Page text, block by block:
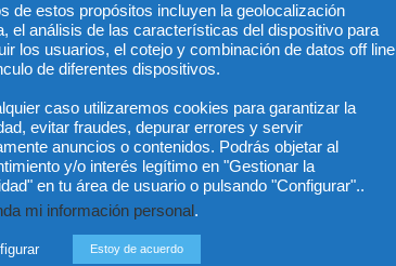
Además, sienten la falta de apoyo, esto es,
por sus empresas para equilibrar la
y ello se suma a la prioridad que le otorgan
los millenials buscan entornos que fomenten
a la compañía.
y elburnout. Esta variante del síndrome de
las notificaciones continuas y la presión
mente descanse realmente.
de estos propósitos incluyen la geolocalización
el análisis de las características del dispositivo para
los usuarios, el cotejo y combinación de datos off line
de diferentes dispositivos.
caso utilizaremos cookies para garantizar la
evitar fraudes, depurar errores y servir
anuncios o contenidos. Podrás objetar al
y/o interés legítimo en "Gestionar la
en tu área de usuario o pulsando "Configurar"..
mi información personal.
Estoy de acuerdo